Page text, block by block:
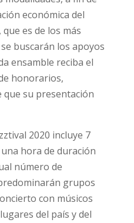
económica del
es de los más
buscarán los apoyos
ensamble reciba el
honorarios,
su presentación
2020 incluye 7
hora de duración
número de
grupos
con músicos
del país y del